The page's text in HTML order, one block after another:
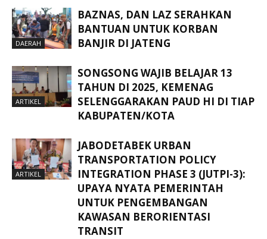
DAERAH
BAZNAS, DAN LAZ SERAHKAN
BANTUAN UNTUK KORBAN
BANJIR DI JATENG
ARTIKEL
SONGSONG WAJIB BELAJAR 13
TAHUN DI 2025, KEMENAG
SELENGGARAKAN PAUD HI DI TIAP
KABUPATEN/KOTA
ARTIKEL
JABODETABEK URBAN
TRANSPORTATION POLICY
INTEGRATION PHASE 3 (JUTPI-3):
UPAYA NYATA PEMERINTAH
UNTUK PENGEMBANGAN
KAWASAN BERORIENTASI
TRANSIT